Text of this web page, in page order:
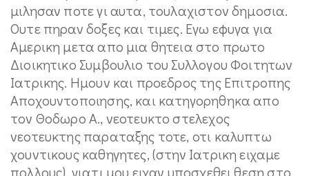
μιλησαν ποτε γι αυτα, τουλαχιστον δημοσια.
Ουτε πηραν δοξες και τιμες. Εγω εφυγα για
Αμερικη μετα απο μια θητεια στο πρωτο
Διοικητικο Συμβουλιο του Συλλογου Φοιτητων
Ιατρικης. Ημουν και προεδρος της Επιτροπης
Αποχουντοποιησης, και κατηγορηθηκα απο
τον Θοδωρο Α., νεοτευκτο στελεχος
νεοτευκτης παραταξης τοτε, οτι καλυπτω
χουντικους καθηγητες, (στην Ιατρικη ειχαμε
πολλους), γιατι μου ειχαν υποσχεθει θεση στο